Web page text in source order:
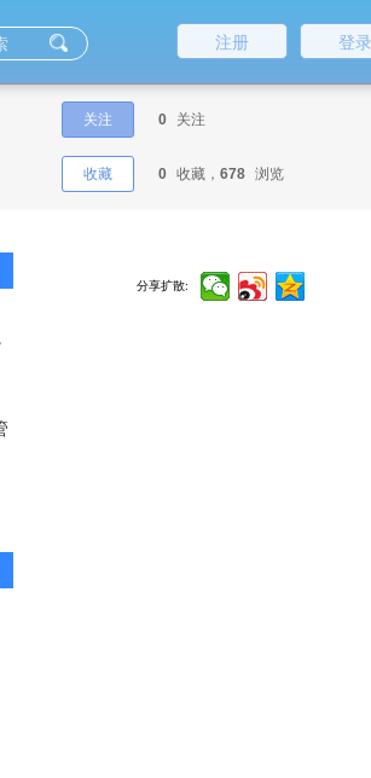
登录
注册
关注 0 关注
收藏 0 收藏， 678 浏览
分享扩散: